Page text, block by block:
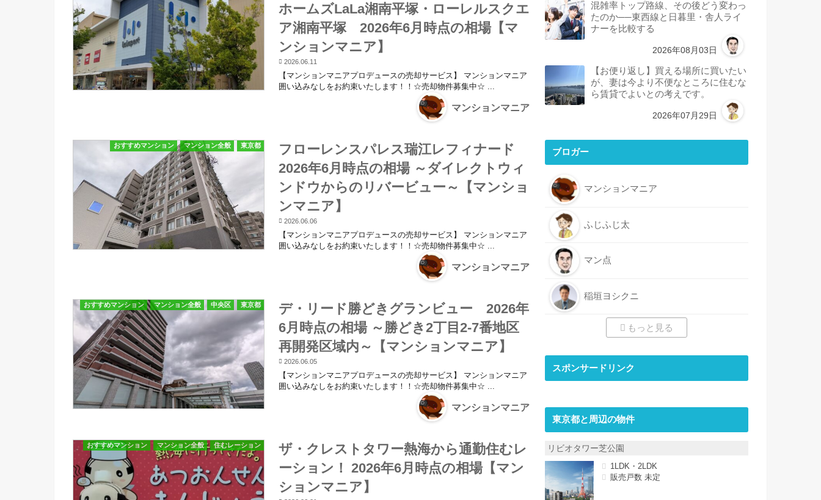
ホームズLaLa湘南平塚・ローレルスクエ
ア湘南平塚 2026年6月時点の相場【マ
ンションマニア】
2026.06.11
【マンションマニアプロデュースの売却サービス】 マンションマニア
囲い込みなしをお約束いたします！！☆売却物件募集中☆ ...
マンションマニア
おすすめマンション マンション全般 東京都
フローレンスパレス瑞江レフィナード
2026年6月時点の相場 ～ダイレクトウィ
ンドウからのリバービュー～【マンショ
ンマニア】
2026.06.06
【マンションマニアプロデュースの売却サービス】 マンションマニア
囲い込みなしをお約束いたします！！☆売却物件募集中☆ ...
マンションマニア
おすすめマンション マンション全般 中央区 東京都
デ・リード勝どきグランビュー 2026年
6月時点の相場 ～勝どき2丁目2-7番地区
再開発区域内～【マンションマニア】
2026.06.05
【マンションマニアプロデュースの売却サービス】 マンションマニア
囲い込みなしをお約束いたします！！☆売却物件募集中☆ ...
マンションマニア
おすすめマンション マンション全般 住むレーション
ザ・クレストタワー熱海から通勤住むレ
ーション！ 2026年6月時点の相場【マン
ションマニア】
混雑率トップ路線、その後どう変わっ
たのか──東西線と日暮里・舎人ライ
ナーを比較する
2026年08月03日
【お便り返し】買える場所に買いたい
が、妻は今より不便なところに住むな
ら賃貸でよいとの考えです。
2026年07月29日
ブロガー
マンションマニア
ふじふじ太
マン点
稲垣ヨシクニ
もっと見る
スポンサードリンク
東京都と周辺の物件
リビオタワー芝公園
1LDK・2LDK
販売戸数 未定